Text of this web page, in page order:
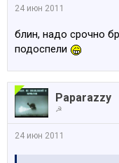
24 июн 2011
блин, надо срочно
подоспели
Paparazzy
☭
24 июн 2011